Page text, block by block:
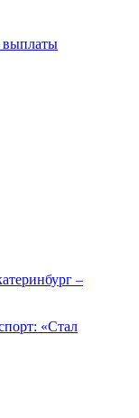
выплаты
–
«Стал